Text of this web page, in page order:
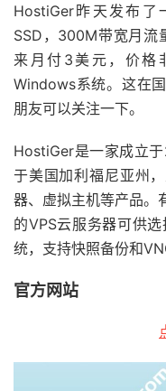
HostiGer昨天发布了
SSD，300M带宽月流
来月付3美元，价格
Windows系统。这在
朋友可以关注一下。
HostiGer是一家成立
于美国加利福尼亚州
器、虚拟主机等产品。
的VPS云服务器可供
统，支持快照备份和
官方网站